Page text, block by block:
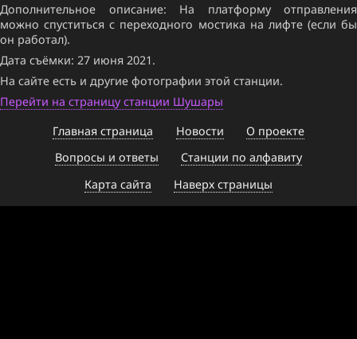
Дополнительное описание: На платформу отправления
можно спуститься с переходного мостика на лифте (если бы
он работал).
Дата съёмки: 27 июня 2021.
На сайте есть и другие фотографии этой станции.
Перейти на страницу станции Шушары
Главная страница
Новости
О проекте
Вопросы и ответы
Станции по алфавиту
Карта сайта
Наверх страницы